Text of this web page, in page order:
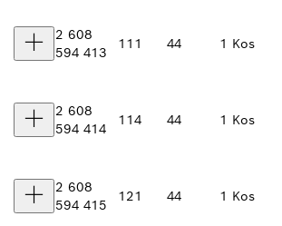
2 608
594 413
111 44 1 Kos
2 608
594 414
114 44 1 Kos
2 608
594 415
121 44 1 Kos